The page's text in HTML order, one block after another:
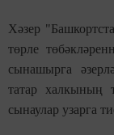
Хәзер
төрле
сынашырга
татар халкының
сынаулар узарга